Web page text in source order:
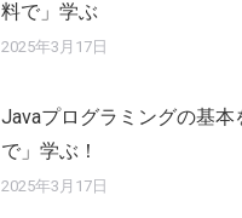
料で」学ぶ
2025年3月17日
Javaプログラミングの基本
で」学ぶ！
2025年3月17日